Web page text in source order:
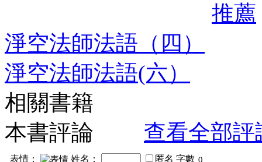
推薦
淨空法師法語（四）
淨空法師法語(六）
相關書籍
本書評論
查看全部評
表情： 姓名： 匿名 字數